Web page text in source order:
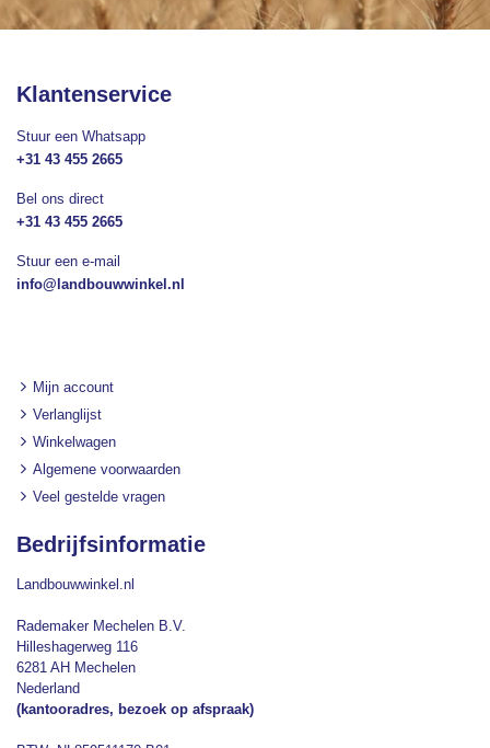
Klantenservice
Stuur een Whatsapp
+31 43 455 2665
Bel ons direct
+31 43 455 2665
Stuur een e-mail
info@landbouwwinkel.nl
Mijn account
Verlanglijst
Winkelwagen
Algemene voorwaarden
Veel gestelde vragen
Bedrijfsinformatie
Landbouwwinkel.nl
Rademaker Mechelen B.V.
Hilleshagerweg 116
6281 AH Mechelen
Nederland
(kantooradres, bezoek op afspraak)